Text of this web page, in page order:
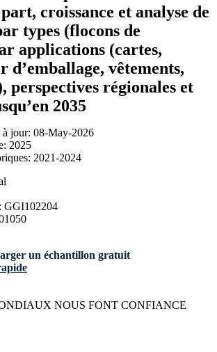
croissance et analyse de
types (flocons de
applications (cartes,
d’emballage, vêtements,
perspectives régionales et
2035
à jour: 08-May-2026
2025
2021-2024
GGI102204
un échantillon gratuit
NOUS FONT CONFIANCE